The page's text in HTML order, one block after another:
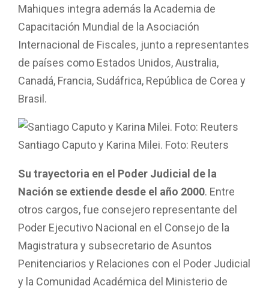
Mahiques integra además la Academia de
Capacitación Mundial de la Asociación
Internacional de Fiscales, junto a representantes
de países como Estados Unidos, Australia,
Canadá, Francia, Sudáfrica, República de Corea y
Brasil.
Santiago Caputo y Karina Milei. Foto: Reuters
Su trayectoria en el Poder Judicial de la
Nación se extiende desde el año 2000. Entre
otros cargos, fue consejero representante del
Poder Ejecutivo Nacional en el Consejo de la
Magistratura y subsecretario de Asuntos
Penitenciarios y Relaciones con el Poder Judicial
y la Comunidad Académica del Ministerio de